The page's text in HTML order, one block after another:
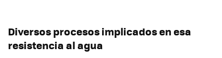
Diversos procesos implicados en esa
resistencia al agua